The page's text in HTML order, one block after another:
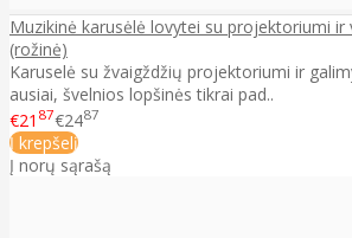
Muzikinė karusėlė lovytei su projektoriumi ir
(rožinė)
Karuselė su žvaigždžių projektoriumi ir
ausiai, švelnios lopšinės tikrai pad..
€21 87€2487
Į krepšelį
Į norų sąrašą